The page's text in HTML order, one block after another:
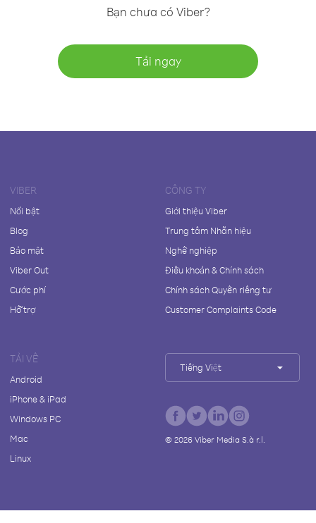
Bạn chưa có Viber?
Tải ngay
VIBER
Nổi bật
Blog
Bảo mật
Viber Out
Cước phí
Hỗ trợ
CÔNG TY
Giới thiệu Viber
Trung tâm Nhãn hiệu
Nghề nghiệp
Điều khoản & Chính sách
Chính sách Quyền riêng tư
Customer Complaints Code
TẢI VỀ
Android
iPhone & iPad
Windows PC
Mac
Linux
Tiếng Việt
© 2026Viber Media S.à r.l.